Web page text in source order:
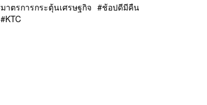
มาตรการกระตุ้นเศรษฐกิจ
ช้อปดีมีคืน
KTC